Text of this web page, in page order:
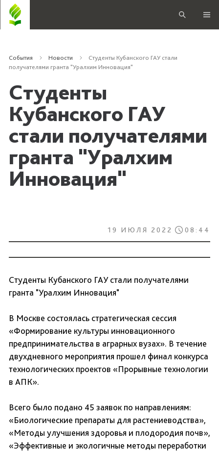
События Новости
Студенты Кубанского ГАУ стали
получателями гранта "Уралхим Инновация"
Студенты
Кубанского ГАУ
стали получателями
гранта "Уралхим
Инновация"
19 ИЮЛЯ 2022 08:44
Студенты Кубанского ГАУ стали получателями
гранта "Уралхим Инновация"
В Москве состоялась стратегическая сессия
«Формирование культуры инновационного
предпринимательства в аграрных вузах». В течение
двухдневного мероприятия прошел финал конкурса
технологических проектов «Прорывные технологии
в АПК».
Всего было подано 45 заявок по направлениям:
«Биологические препараты для растениеводства»,
«Методы улучшения здоровья и плодородия почв»,
«Эффективные и экологичные методы переработки